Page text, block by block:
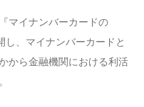
マイナンバーカードの
、マイナンバーカードと
から金融機関における利活